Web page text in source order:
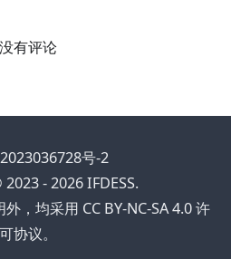
没有评论
号-2
- 2026 IFDESS.
，均采用 CC BY-NC-SA 4.0 许
可协议。
0 / 0